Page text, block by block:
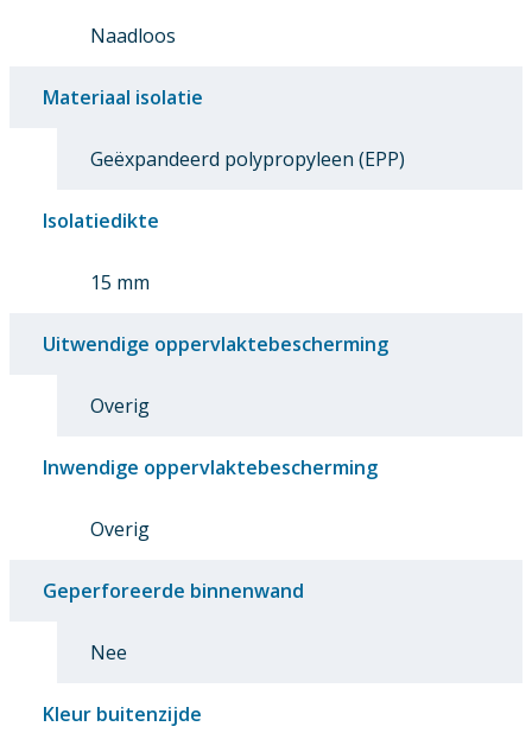
Naadloos
Materiaal isolatie
Geëxpandeerd polypropyleen (EPP)
Isolatiedikte
15 mm
Uitwendige oppervlaktebescherming
Overig
Inwendige oppervlaktebescherming
Overig
Geperforeerde binnenwand
Nee
Kleur buitenzijde